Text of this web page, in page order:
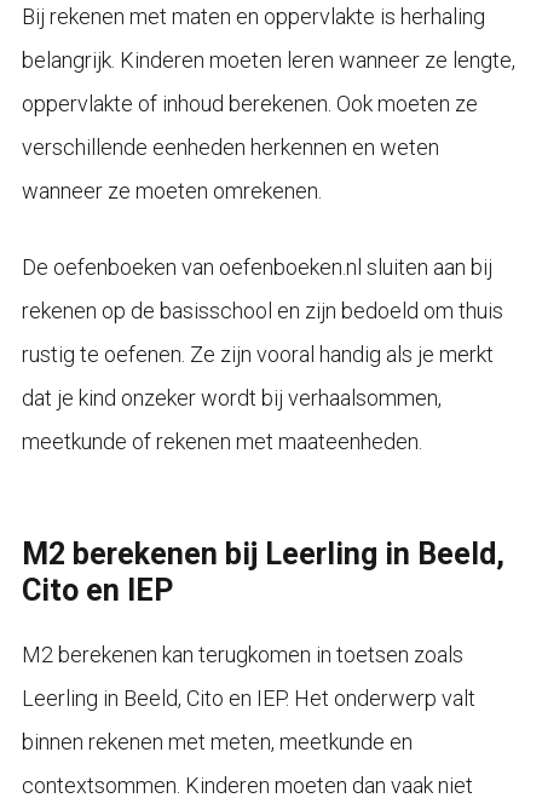
Bij rekenen met maten en oppervlakte is herhaling
belangrijk. Kinderen moeten leren wanneer ze lengte,
oppervlakte of inhoud berekenen. Ook moeten ze
verschillende eenheden herkennen en weten
wanneer ze moeten omrekenen.
De oefenboeken van oefenboeken.nl sluiten aan bij
rekenen op de basisschool en zijn bedoeld om thuis
rustig te oefenen. Ze zijn vooral handig als je merkt
dat je kind onzeker wordt bij verhaalsommen,
meetkunde of rekenen met maateenheden.
M2 berekenen bij Leerling in Beeld,
Cito en IEP
M2 berekenen kan terugkomen in toetsen zoals
Leerling in Beeld, Cito en IEP. Het onderwerp valt
binnen rekenen met meten, meetkunde en
contextsommen. Kinderen moeten dan vaak niet